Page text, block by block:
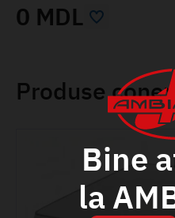
0 MDL
Produse
Bine
la